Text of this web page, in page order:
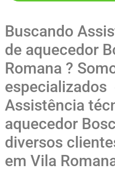
Buscando
de aquecedor
Romana ?
especializados
Assistência
aquecedor
diversos
em Vila